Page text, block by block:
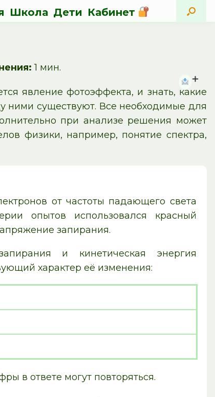
Школа Дети Кабинет
1 мин.
явление фотоэффекта, и знать, какие
ними существуют. Все необходимые для
при анализе решения может
физики, например, понятие спектра,
от частоты падающего света
опытов использовался красный
запирания.
и кинетическая энергия
характер её изменения:
в ответе могут повторяться.